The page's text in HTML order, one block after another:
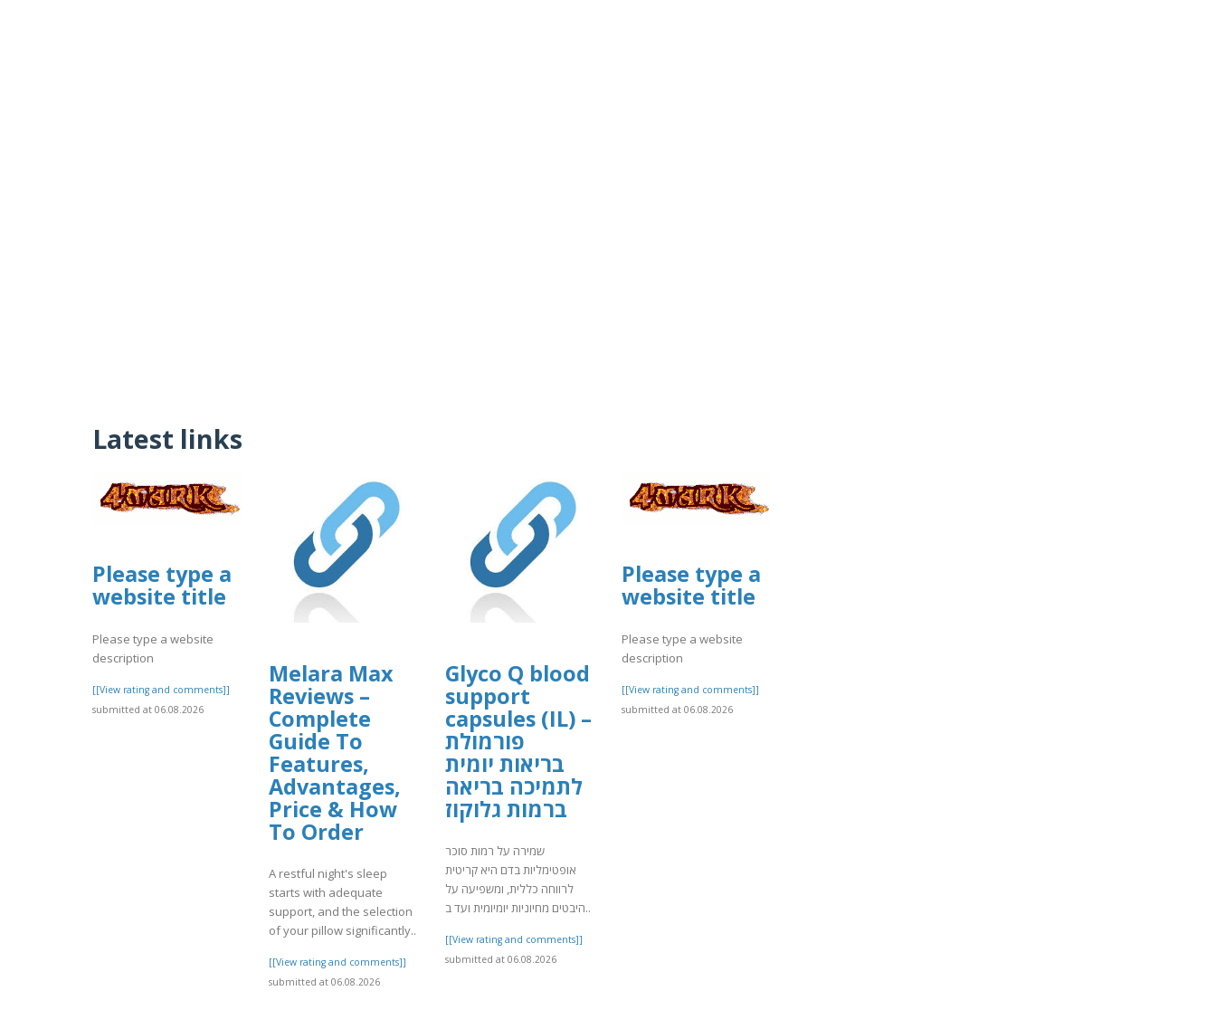
Latest links
Please type a
website title
Please type a website
description
[[View rating and comments]]
submitted at 06.08.2026
Melara Max
Reviews –
Complete
Guide To
Features,
Advantages,
Price & How
To Order
A restful night's sleep
starts with adequate
support, and the selection
of your pillow significantly..
[[View rating and comments]]
submitted at 06.08.2026
Glyco Q blood
support
capsules (IL) –
פורמולת
בריאות יומית
לתמיכה בריאה
ברמות גלוקוז
שמירה על רמות סוכר
אופטימליות בדם היא קריטית
לרווחה כללית, ומשפיעה על
היבטים מחיוניות יומיומית ועד ב..
[[View rating and comments]]
submitted at 06.08.2026
Please type a
website title
Please type a website
description
[[View rating and comments]]
submitted at 06.08.2026